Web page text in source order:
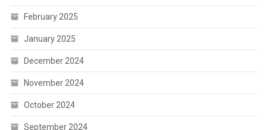
February 2025
January 2025
December 2024
November 2024
October 2024
September 2024